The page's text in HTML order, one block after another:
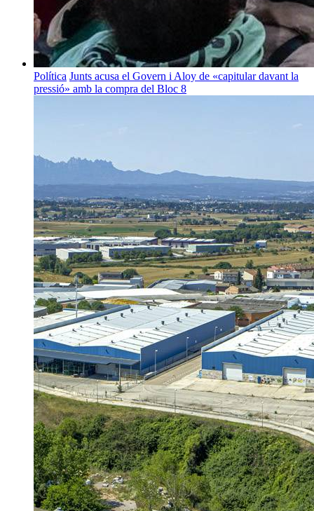
Política Junts acusa el Govern i Aloy de «capitular davant la
pressió» amb la compra del Bloc 8